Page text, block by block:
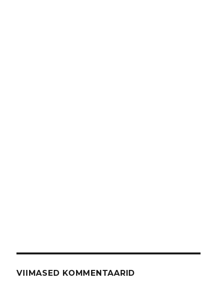
VIIMASED KOMMENTAARID